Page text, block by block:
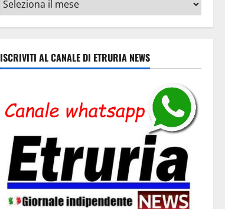
ISCRIVITI AL CANALE DI ETRURIA NEWS